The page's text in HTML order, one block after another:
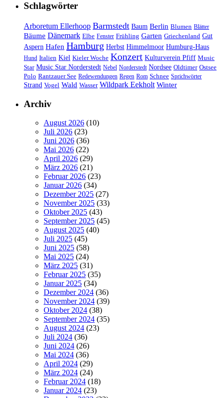
Schlagwörter
Arboretum Ellerhoop Barmstedt Baum Berlin Blumen Blätter
Bäume Dänemark Elbe Fenster Frühling Garten Griechenland Gut
Aspern Hafen Hamburg Herbst Himmelmoor Humburg-Haus
Hund Italien Kiel Kieler Woche Konzert Kulturverein Pfiff Music
Star Music Star Norderstedt Nebel Norderstedt Nordsee Oldtimer Ostsee
Polo Rantzauer See Redewendungen Regen Rom Schnee Sprichwörter
Strand Vogel Wald Wasser Wildpark Eekholt Winter
Archiv
August 2026 (10)
Juli 2026 (23)
Juni 2026 (36)
Mai 2026 (22)
April 2026 (29)
März 2026 (21)
Februar 2026 (23)
Januar 2026 (34)
Dezember 2025 (27)
November 2025 (33)
Oktober 2025 (43)
September 2025 (45)
August 2025 (40)
Juli 2025 (45)
Juni 2025 (58)
Mai 2025 (24)
März 2025 (31)
Februar 2025 (35)
Januar 2025 (34)
Dezember 2024 (36)
November 2024 (39)
Oktober 2024 (38)
September 2024 (35)
August 2024 (23)
Juli 2024 (36)
Juni 2024 (26)
Mai 2024 (36)
April 2024 (29)
März 2024 (24)
Februar 2024 (18)
Januar 2024 (23)